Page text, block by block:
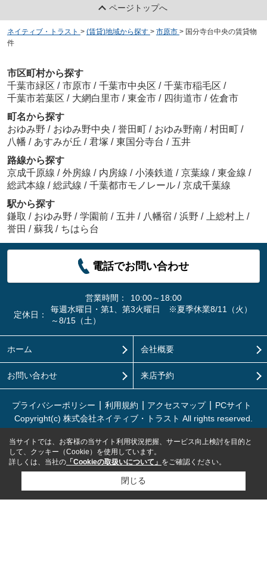
ページトップへ
ネイティブ・トラスト > (賃貸)地域から探す > 市原市 > 国分寺台中央の賃貸物
件
市区町村から探す
千葉市緑区 / 市原市 / 千葉市中央区 / 千葉市稲毛区 /
千葉市若葉区 / 大網白里市 / 東金市 / 四街道市 / 佐倉市
町名から探す
おゆみ野 / おゆみ野中央 / 誉田町 / おゆみ野南 / 村田町 /
八幡 / あすみが丘 / 君塚 / 東国分寺台 / 五井
路線から探す
京成千原線 / 外房線 / 内房線 / 小湊鉄道 / 京葉線 / 東金線 /
総武本線 / 総武線 / 千葉都市モノレール / 京成千葉線
駅から探す
鎌取 / おゆみ野 / 学園前 / 五井 / 八幡宿 / 浜野 / 上総村上 /
誉田 / 蘇我 / ちはら台
電話でお問い合わせ
営業時間：
10:00～18:00
定休日：
毎週水曜日・第1、第3火曜日 ※夏季休業8/11（火）
～8/15（土）
ホーム 会社概要
お問い合わせ 来店予約
プライバシーポリシー 利用規約 アクセスマップ
PCサイト
Copyright(c) 株式会社ネイティブ・トラスト All rights reserved.
当サイトでは、お客様の当サイト利用状況把握、サービス向上検討を目的と
して、クッキー（Cookie）を使用しています。
詳しくは、当社の 「Cookieの取扱いについて」 をご確認ください。
閉じる